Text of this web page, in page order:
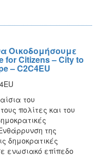
Οικοδομήσουμε
Citizens – City to
– C2C4EU
του
πολίτες και του
της
δημοκρατικές
ενωσιακό επίπεδο